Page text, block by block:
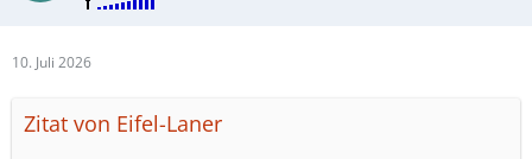
10. Juli 2026
Zitat von Eifel-Laner